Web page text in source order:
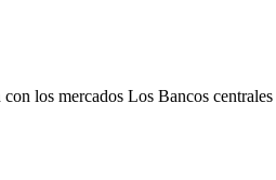
los mercados Los Bancos